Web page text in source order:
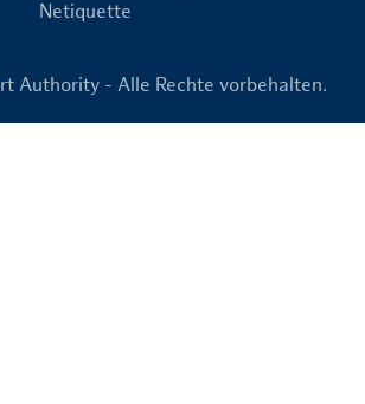
Netiquette
Authority - Alle Rechte vorbehalten.